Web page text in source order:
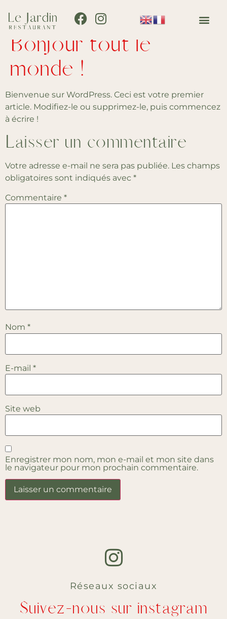
Bonjour tout le
monde !
Bienvenue sur WordPress. Ceci est votre premier
article. Modifiez-le ou supprimez-le, puis commencez
à écrire !
Laisser un commentaire
Votre adresse e-mail ne sera pas publiée. Les champs
obligatoires sont indiqués avec *
Commentaire *
Nom *
E-mail *
Site web
Enregistrer mon nom, mon e-mail et mon site dans
le navigateur pour mon prochain commentaire.
Réseaux sociaux
Suivez-nous sur instagram